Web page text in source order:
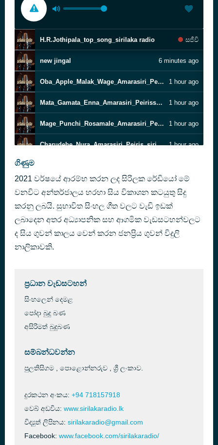
H.R.Jothipala_top_song_sirilaka radio සජීවි
new jingal 6 minutes ago
Oba_Apple_Malak_Wage_Amarasiri_Peiris_sirilaka radio_lk 1 hour ago
Mata_Gamata_Enna_Amarasiri_Peirissirilaka radio_lk 1 hour ago
Mage_Punchi_Rosamale_Amarasiri_Peiris_sirilaka radio_lk 1 hour ago
Charudehe_Nura_Amarasiri_Peiris_sirilaka radio_lk 1 hour ago
Adare_Mal_Malawena_Nanda_Malani_Sarigama_lk 1 hour ago
Adaraye_Wedanawa_Nanda_Malani_Sarigama_lk
ගිණුම
2021 වර්ෂයේ ආරම්භ කරන ලද සිරිලක රේඩියෝ මේ
වනවිට අන්තර්ජාලය හරහා සිය විකාශන කටයුතු සිදු
කරනු ලබයි. සුභාවිත සිංහල ගීත වලට වැඩි ඉඩක්
ලබාදෙන අතර අධ්‍යාපනික සහ ආගමික වැඩසටහන්වලට
ද සිය ගුවන් කාලය වෙන් කරන ජනප්‍රිය ගුවන් විදුලි
නාලිකාවකි.
ප්‍රධාන වැඩසටහන්
සිංහලෙන් දෙමළ
පෝදා බුදු බණ
අසිරිමත් බුදුබණ
සම්බන්ධවන්න
පුලතිසිගම , පොළොන්නරුව , ශ්‍රී ලංකාව.
දුරකථන අංකය: +94 718157918
වෙබ් අඩවිය: www.sirilakaradio.lk
විද්‍යුත් ලිපිනය: sirilakaradio@gmail.com
Facebook: www.facebook.com/sirilakaradio/